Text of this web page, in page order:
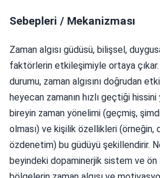
Sebepleri / Mekanizması
Zaman algısı güdüsü, bilişsel,
faktörlerin etkileşimiyle ortaya
durumu, zaman algısını doğrudan
heyecan zamanın hızlı geçtiği hissini
bireyin zaman yönelimi (geçmiş,
olması) ve kişilik özellikleri (örneğin,
özdenetim) bu güdüyü şekillendirir.
beyindeki dopaminerjik sistem ve